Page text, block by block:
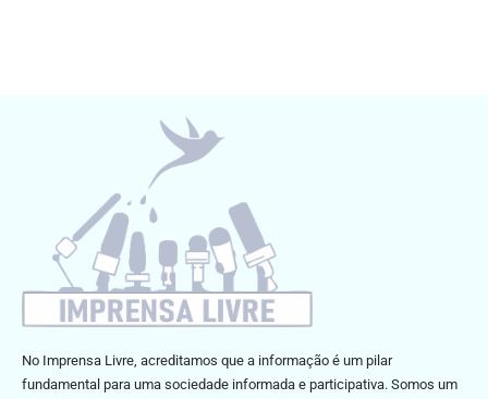
No Imprensa Livre, acreditamos que a informação é um pilar
fundamental para uma sociedade informada e participativa. Somos um